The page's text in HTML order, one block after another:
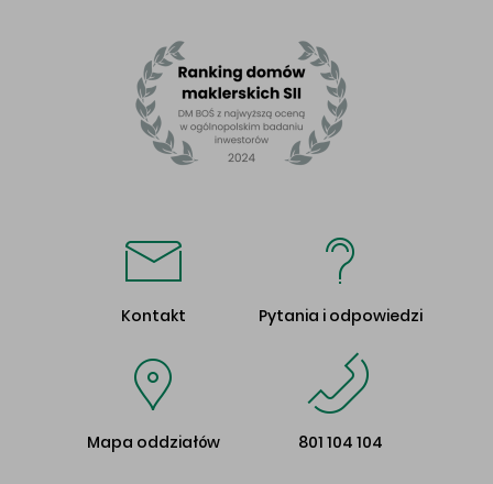
Kontakt Pytania i odpowiedzi
Mapa oddziałów 801 104 104